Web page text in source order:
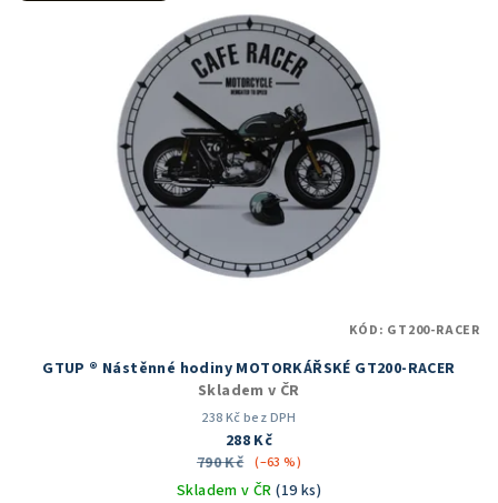
GTUP ® Nástěnné hodiny MOTORKÁŘSKÉ GT200-RACER
Skladem v ČR
238 Kč bez DPH
288 Kč
790 Kč (–63 %)
Skladem v ČR(19 ks)
KÓD: GT200-RACER